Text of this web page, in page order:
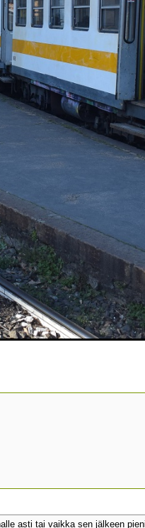
asti tai vaikka sen jälkeen